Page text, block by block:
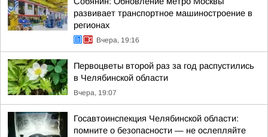
развивает транспортное машиностроение в
регионах
Вчера, 19:16
Первоцветы второй раз за год распустились
в Челябинской области
Вчера, 19:07
Госавтоинспекция Челябинской области:
помните о безопасности — не ослепляйте